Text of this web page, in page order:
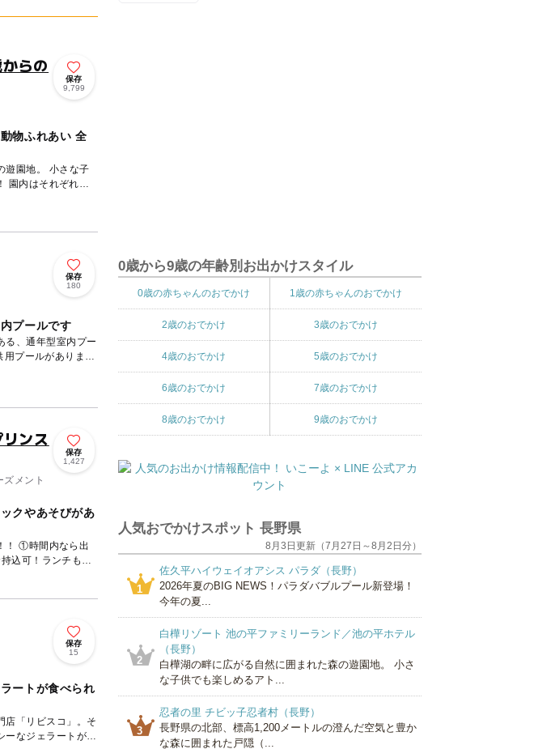
らの
保存
9,799
物ふれあい 全
遊園地。 小さな子
園内はそれぞれテ
保存
180
プールです
る、通年型室内プー
ンス
メント
保存
1,427
クやあそびがあ
！ ①時間内なら出
込可！ランチも3
ークでご遊戯中
保存
15
ートが食べられ
店「リビスコ」。そ
ーなジェラートが人
0歳から9歳の年齢別お出かけスタイル
0歳の赤ちゃんのおでかけ 1歳の赤ちゃんのおでかけ
2歳のおでかけ 3歳のおでかけ
4歳のおでかけ 5歳のおでかけ
6歳のおでかけ 7歳のおでかけ
8歳のおでかけ 9歳のおでかけ
人気おでかけスポット 長野県
8月3日更新（7月27日～8月2日分）
1
佐久平ハイウェイオアシス パラダ（長野）
2026年夏のBIG NEWS！パラダバブルプール新登場！
今年の夏...
2
白樺リゾート 池の平ファミリーランド／池の平ホテル
（長野）
白樺湖の畔に広がる自然に囲まれた森の遊園地。 小さ
な子供でも楽しめるアト...
3
忍者の里 チビッ子忍者村（長野）
長野県の北部、標高1,200メートルの澄んだ空気と豊か
な森に囲まれた戸隠（...